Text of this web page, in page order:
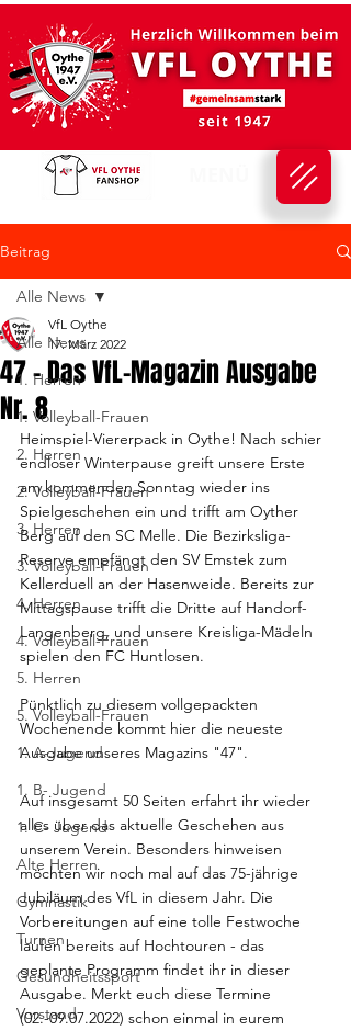
Beitrag
Alle News
1. Herren
1. Volleyball-Frauen
2. Herren
2. Volleyball-Frauen
3. Herren
3. Volleyball-Frauen
4. Herren
4. Volleyball-Frauen
5. Herren
5. Volleyball-Frauen
1. A-Jugend
1. B- Jugend
1. C- Jugend
Alte Herren
Gymnastik
Turnen
Gesundheitssport
Vorstand
Alle News
47 - Das VfL-Magazin Ausgabe
Nr. 8
VfL Oythe
17. März 2022
Heimspiel-Viererpack in Oythe! Nach schier
endloser Winterpause greift unsere Erste
am kommenden Sonntag wieder ins
Spielgeschehen ein und trifft am Oyther
Berg auf den SC Melle. Die Bezirksliga-
Reserve empfängt den SV Emstek zum
Kellerduell an der Hasenweide. Bereits zur
Mittagspause trifft die Dritte auf Handorf-
Langenberg, und unsere Kreisliga-Mädeln
spielen den FC Huntlosen.
Pünktlich zu diesem vollgepackten
Wochenende kommt hier die neueste
Ausgabe unseres Magazins "47".
Auf insgesamt 50 Seiten erfahrt ihr wieder
alles über das aktuelle Geschehen aus
unserem Verein. Besonders hinweisen
möchten wir noch mal auf das 75-jährige
Jubiläum des VfL in diesem Jahr. Die
Vorbereitungen auf eine tolle Festwoche
laufen bereits auf Hochtouren - das
geplante Programm findet ihr in dieser
Ausgabe. Merkt euch diese Termine
(02.-09.07.2022) schon einmal in eurem